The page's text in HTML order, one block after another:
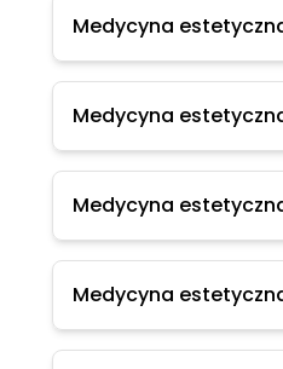
Medycyna
Medycyna
Medycyna
Medycyna